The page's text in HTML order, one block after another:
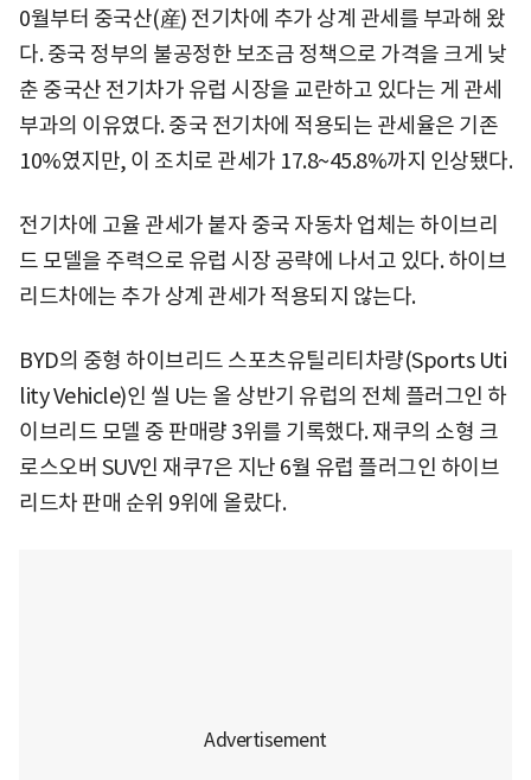
0월부터 중국산(産) 전기차에 추가 상계 관세를 부과해 왔
다. 중국 정부의 불공정한 보조금 정책으로 가격을 크게 낮
춘 중국산 전기차가 유럽 시장을 교란하고 있다는 게 관세
부과의 이유였다. 중국 전기차에 적용되는 관세율은 기존
10%였지만, 이 조치로 관세가 17.8~45.8%까지 인상됐다.
전기차에 고율 관세가 붙자 중국 자동차 업체는 하이브리
드 모델을 주력으로 유럽 시장 공략에 나서고 있다. 하이브
리드차에는 추가 상계 관세가 적용되지 않는다.
BYD의 중형 하이브리드 스포츠유틸리티차량(Sports Uti
lity Vehicle)인 씰 U는 올 상반기 유럽의 전체 플러그인 하
이브리드 모델 중 판매량 3위를 기록했다. 재쿠의 소형 크
로스오버 SUV인 재쿠7은 지난 6월 유럽 플러그인 하이브
리드차 판매 순위 9위에 올랐다.